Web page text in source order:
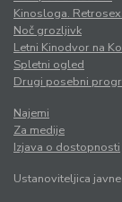
Kinosloga. Retrosex.
Noč grozljivk
Letni Kinodvor na
Spletni ogled
Drugi posebni
Najemi
Za medije
Izjava o dostopnosti
Ustanoviteljica